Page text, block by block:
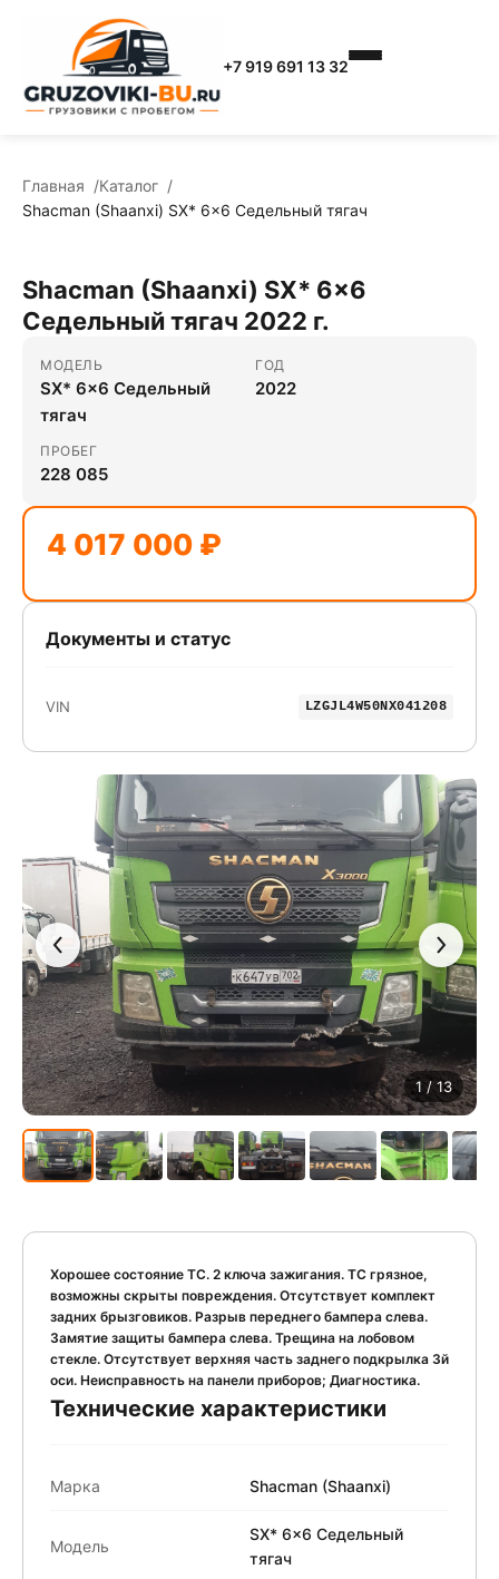
+7 919 691 13 32
Главная
Каталог
Shacman (Shaanxi) SX* 6x6 Седельный тягач
1 / 13
Хорошее состояние ТС. 2 ключа зажигания. ТС грязное,
возможны скрыты повреждения. Отсутствует комплект
задних брызговиков. Разрыв переднего бампера слева.
Замятие защиты бампера слева. Трещина на лобовом
стекле. Отсутствует верхняя часть заднего подкрылка 3й
оси. Неисправность на панели приборов; Диагностика.
Технические характеристики
Марка Shacman (Shaanxi)
Модель
SX* 6x6 Седельный
тягач
Shacman (Shaanxi) SX* 6x6
Седельный тягач 2022 г.
МОДЕЛЬ
SX* 6x6 Седельный
тягач
ГОД
2022
ПРОБЕГ
228 085
4 017 000 ₽
Документы и статус
VIN LZGJL4W50NX041208